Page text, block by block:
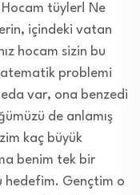
Hocam tüyler! Ne
içindeki vatan
hocam sizin bu
problemi
var, ona benzedi
de anlamış
kaç büyük
benim tek bir
hedefim. Gençtim o